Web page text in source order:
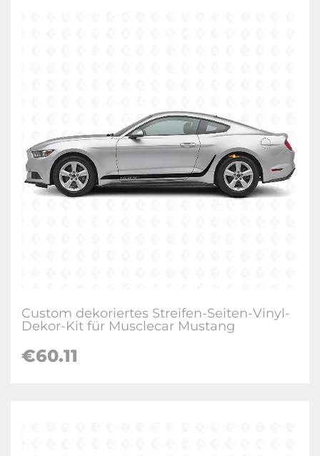
Custom dekoriertes Streifen-Seiten-Vinyl-
Dekor-Kit für Musclecar Mustang
€60.11